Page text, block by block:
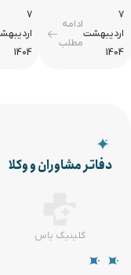
7
اردیبهشت
1404
ادامه
مطلب
7
1404
دفاتر مشاوران و وکلا
کلینیک یاس